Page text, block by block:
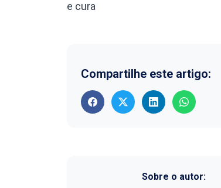
e cura
Compartilhe este artigo:
Sobre o autor: